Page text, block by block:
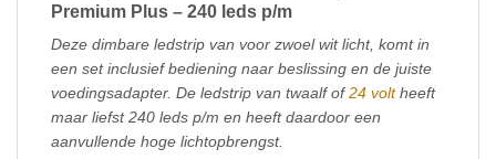
Premium Plus – 240 leds p/m
Deze dimbare ledstrip van voor zwoel wit licht, komt in
een set inclusief bediening naar beslissing en de juiste
voedingsadapter. De ledstrip van twaalf of24 voltheeft
maar liefst 240 leds p/m en heeft daardoor een
aanvullende hoge lichtopbrengst.